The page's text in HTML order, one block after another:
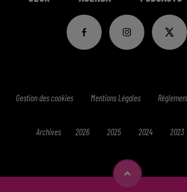
Gestion des cookies Mentions Légales
Archives 2026 2025 2024 2023